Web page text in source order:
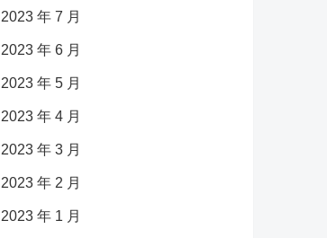
2023 年 7 月
2023 年 6 月
2023 年 5 月
2023 年 4 月
2023 年 3 月
2023 年 2 月
2023 年 1 月